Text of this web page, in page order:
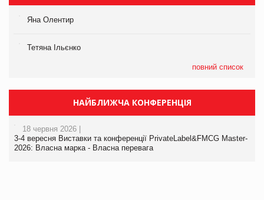
Яна Олентир
Тетяна Ільєнко
повний список
НАЙБЛИЖЧА КОНФЕРЕНЦІЯ
18 червня 2026 |
3-4 вересня Виставки та конференції PrivateLabel&FMCG Master-
2026: Власна марка - Власна перевага